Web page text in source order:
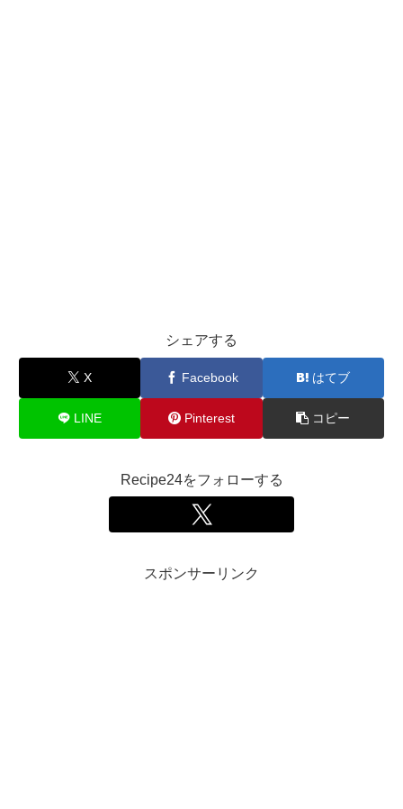
シェアする
X Facebook はてブ
LINE Pinterest コピー
Recipe24をフォローする
スポンサーリンク